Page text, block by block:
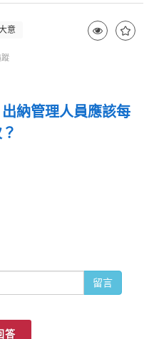
意
蹤
納管理人員應該每
留言
答